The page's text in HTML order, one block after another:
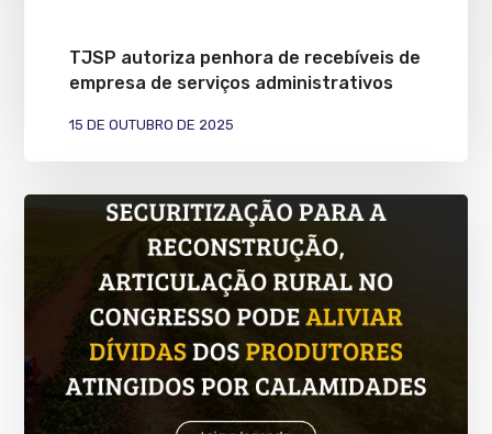
TJSP autoriza penhora de recebíveis de
empresa de serviços administrativos
15 DE OUTUBRO DE 2025